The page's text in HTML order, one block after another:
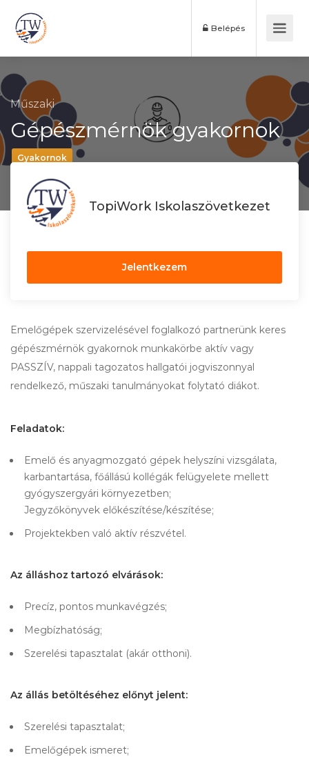
Belépés
Műszaki
Gépészmérnök gyakornok
Gyakornok
TopiWork Iskolaszövetkezet
Jelentkezem
Emelőgépek szervizelésével foglalkozó partnerünk keres
gépészmérnök gyakornok munkakörbe aktív vagy
PASSZÍV, nappali tagozatos hallgatói jogviszonnyal
rendelkező, műszaki tanulmányokat folytató diákot.
Feladatok:
Emelő és anyagmozgató gépek helyszíni vizsgálata,
karbantartása, főállású kollégák felügyelete mellett
gyógyszergyári környezetben;
Jegyzőkönyvek előkészítése/készítése;
Projektekben való aktív részvétel.
Az álláshoz tartozó elvárások:
Precíz, pontos munkavégzés;
Megbízhatóság;
Szerelési tapasztalat (akár otthoni).
Az állás betöltéséhez előnyt jelent:
Szerelési tapasztalat;
Emelőgépek ismeret;